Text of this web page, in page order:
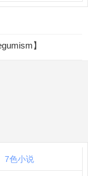
】
7色小说